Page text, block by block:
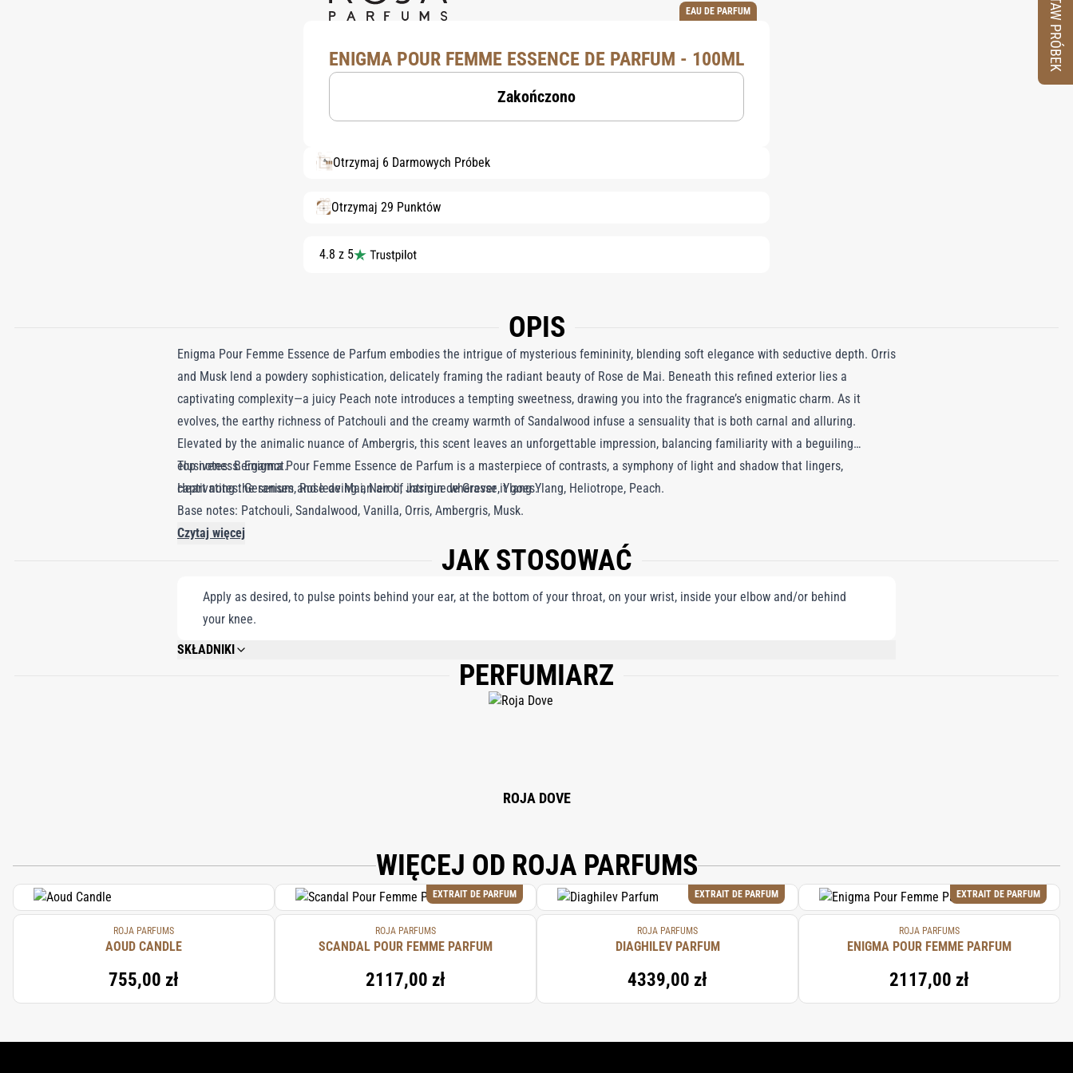
EAU DE PARFUM
ENIGMA POUR FEMME ESSENCE DE PARFUM - 100ML
Zakończono
Otrzymaj 6 Darmowych Próbek
Otrzymaj 29 Punktów
4.8 z 5
OPIS
Enigma Pour Femme Essence de Parfum embodies the intrigue of mysterious femininity, blending soft elegance with seductive depth. Orris
and Musk lend a powdery sophistication, delicately framing the radiant beauty of Rose de Mai. Beneath this refined exterior lies a
captivating complexity—a juicy Peach note introduces a tempting sweetness, drawing you into the fragrance’s enigmatic charm. As it
evolves, the earthy richness of Patchouli and the creamy warmth of Sandalwood infuse a sensuality that is both carnal and alluring.
Elevated by the animalic nuance of Ambergris, this scent leaves an unforgettable impression, balancing familiarity with a beguiling
elusiveness. Enigma Pour Femme Essence de Parfum is a masterpiece of contrasts, a symphony of light and shadow that lingers,
captivating the senses and leaving an air of intrigue wherever it goes.
Top notes: Bergamot.
Heart notes: Geranium, Rose de Mai, Neroli, Jasmin de Grasse, Ylang Ylang, Heliotrope, Peach.
Base notes: Patchouli, Sandalwood, Vanilla, Orris, Ambergris, Musk.
Czytaj więcej
JAK STOSOWAĆ
Apply as desired, to pulse points behind your ear, at the bottom of your throat, on your wrist, inside your elbow and/or behind
your knee.
SKŁADNIKI
ALCOHOL DENAT, PARFUM (FRAGRANCE), LIMONENE, BENZYL SALICYLATE, LINALOOL, ALPHA-ISOMETHYL IONONE, BENZYL BENZOATE, BENZYL ALCOHOL,
GERANIOL, CITRONELLOL, CITRAL, FARNESOL, EUGENOL, BENZYL CINNAMATE, AMYL CINNAMAL, ISOEUGENOL.
PERFUMIARZ
ROJA DOVE
WIĘCEJ OD ROJA PARFUMS
ROJA PARFUMS
AOUD CANDLE
755,00 zł
EXTRAIT DE PARFUM
ROJA PARFUMS
SCANDAL POUR FEMME PARFUM
2117,00 zł
EXTRAIT DE PARFUM
ROJA PARFUMS
DIAGHILEV PARFUM
4339,00 zł
EXTRAIT DE PARFUM
ROJA PARFUMS
ENIGMA POUR FEMME PARFUM
2117,00 zł
ZESTAW PRÓBEK